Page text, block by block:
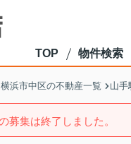
TOP 物件検索
横浜市中区の不動産一覧 山手
募集は終了しました。